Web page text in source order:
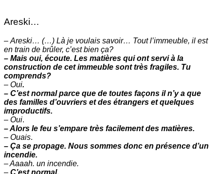
Areski…
– Areski… (…) Là je voulais savoir… Tout l’immeuble, il est
en train de brûler, c’est bien ça?
– Mais oui, écoute. Les matières qui ont servi à la
construction de cet immeuble sont très fragiles. Tu
comprends?
– Oui.
– C’est normal parce que de toutes façons il n’y a que
des familles d’ouvriers et des étrangers et quelques
improductifs.
– Oui.
– Alors le feu s’empare très facilement des matières.
– Ouais.
– Ça se propage. Nous sommes donc en présence d’un
incendie.
– Aaaah. un incendie.
– C’est normal.